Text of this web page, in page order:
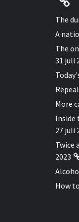
The
A
The
31 juli
More
Inside
27 juli
Twice
2023
How